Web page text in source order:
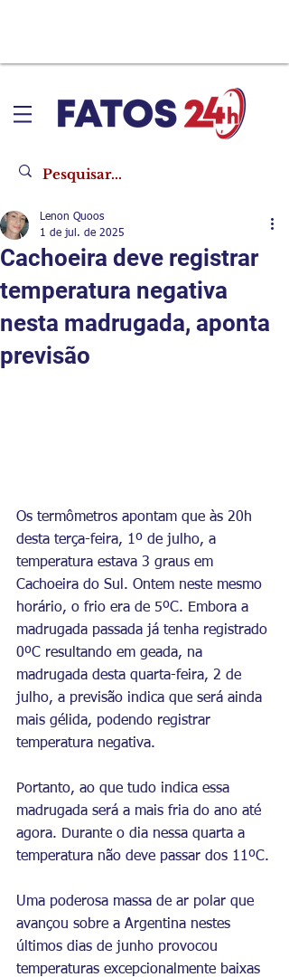
Cachoeira deve registrar
temperatura negativa
nesta madrugada, aponta
previsão
Lenon Quoos
1 de jul. de 2025
Os termômetros apontam que às 20h
desta terça-feira, 1º de julho, a
temperatura estava 3 graus em
Cachoeira do Sul. Ontem neste mesmo
horário, o frio era de 5ºC. Embora a
madrugada passada já tenha registrado
0ºC resultando em geada, na
madrugada desta quarta-feira, 2 de
julho, a previsão indica que será ainda
mais gélida, podendo registrar
temperatura negativa.
Portanto, ao que tudo indica essa
madrugada será a mais fria do ano até
agora. Durante o dia nessa quarta a
temperatura não deve passar dos 11ºC.
Uma poderosa massa de ar polar que
avançou sobre a Argentina nestes
últimos dias de junho provocou
temperaturas excepcionalmente baixas